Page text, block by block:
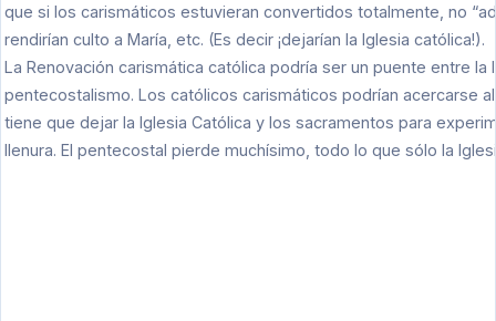
que si los carismáticos estuvieran convertidos totalmente, no
rendirían culto a María, etc. (Es decir ¡dejarían la Iglesia católica!).
La Renovación carismática católica podría ser un puente entre la
pentecostalismo. Los católicos carismáticos podrían acercarse
tiene que dejar la Iglesia Católica y los sacramentos para
llenura. El pentecostal pierde muchísimo, todo lo que sólo la